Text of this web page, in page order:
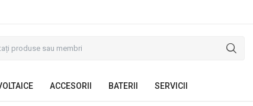
ACCESORII BATERII SERVICII